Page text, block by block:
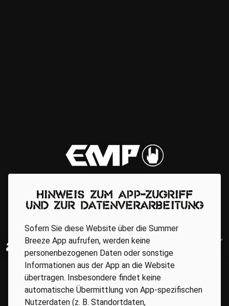
Hinweis zum App-Zugriff
und zur Datenverarbeitung
Sofern Sie diese Website über die Summer
Breeze App aufrufen, werden keine
personenbezogenen Daten oder sonstige
Informationen aus der App an die Website
übertragen. Insbesondere findet keine
automatische Übermittlung von App-spezifischen
Nutzerdaten (z. B. Standortdaten,